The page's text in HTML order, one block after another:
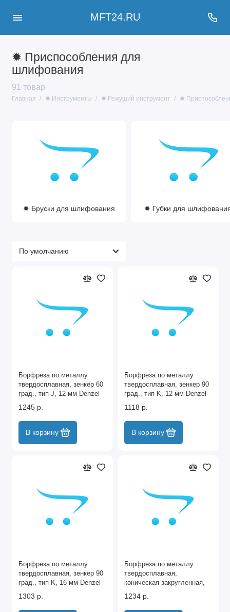
MFT24.RU
✹ Приспособления для
шлифования
91 товар
Главная ✹ Инструменты ✹ Режущий инструмент ✹
✹ Бруски для шлифования ✹ Губки для
Борфреза по металлу
твердосплавная, зенкер 60
град., тип-J, 12 мм Denzel
1245 р.
В корзину
Борфреза по металлу
твердосплавная, зенкер 90
град., тип-K, 12 мм Denzel
1118 р.
В корзину
Борфреза по металлу
твердосплавная, зенкер 90
град., тип-K, 16 мм Denzel
1303 р.
Борфреза по металлу
твердосплавная,
коническая закругленная,
тип-L, 12 мм Denzel
1234 р.